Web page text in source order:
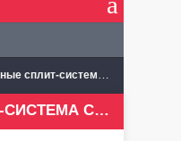
сплит-системы »
КАССЕТНАЯ СПЛИТ-СИСТЕМА CARRIER 42TNH0241001201/38HN0241120A